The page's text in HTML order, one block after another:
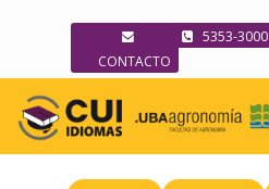
CONTACTO
5353-3000